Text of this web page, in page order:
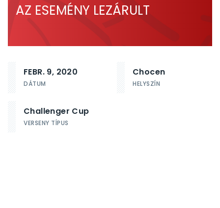
AZ ESEMÉNY LEZÁRULT
FEBR. 9, 2020
DÁTUM
Chocen
HELYSZÍN
Challenger Cup
VERSENY TÍPUS